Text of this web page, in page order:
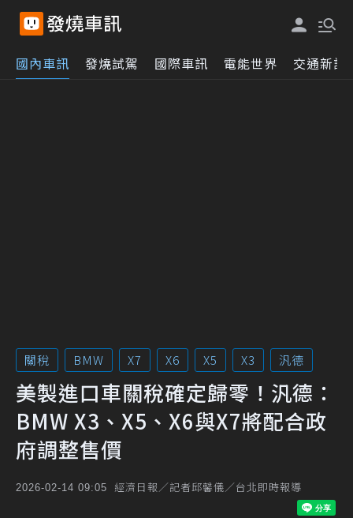
國內車訊 發燒試駕 國際車訊 電能世界 交通新訊
關稅 BMW X7 X6 X5 X3 汎德
美製進口車關稅確定歸零！汎德：
BMW X3、X5、X6與X7將配合政
府調整售價
2026-02-14 09:05 經濟日報／記者邱馨儀／台北即時報導